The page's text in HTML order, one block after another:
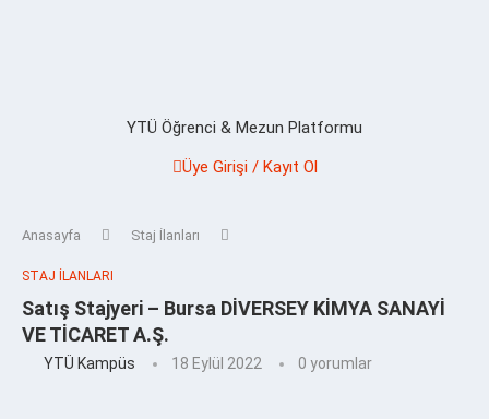
YTÜ Öğrenci & Mezun Platformu
Üye Girişi / Kayıt Ol
Anasayfa Staj İlanları
STAJ İLANLARI
Satış Stajyeri – Bursa DİVERSEY KİMYA SANAYİ
VE TİCARET A.Ş.
YTÜ Kampüs 18 Eylül 2022 0 yorumlar